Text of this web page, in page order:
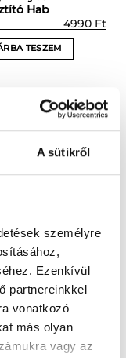
A sütikről
személyre
Ezenkívül
partnereinkkel
vonatkozó
más olyan
vagy az
Hab
4990 Ft
TESZEM
Remover
2990Ft Prețul
inițial
a
2990 Ft.
2390
VÁLASZTÁSA